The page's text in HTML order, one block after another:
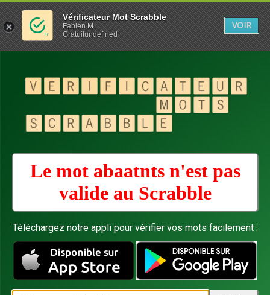
Le mot abaatnts n'est pas
valide au Scrabble
Téléchargez notre appli pour vérifier vos mots facilement :
Vérificateur Mot Scrabble
Fabien M
Gratuitundefined
VOIR